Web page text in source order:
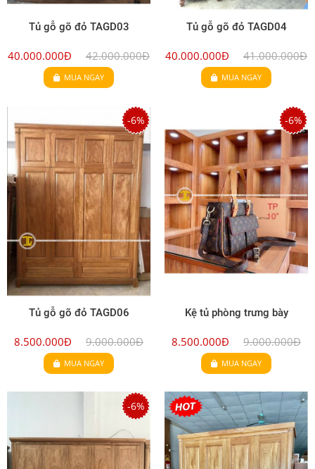
Tủ gỗ gõ đỏ TAGD03
40.000.000Đ 42.000.000Đ
MUA NGAY
Tủ gỗ gõ đỏ TAGD04
40.000.000Đ 41.000.000Đ
MUA NGAY
-6%
Tủ gỗ gõ đỏ TAGD06
8.500.000Đ 9.000.000Đ
MUA NGAY
-6%
Kệ tủ phòng trưng bày
8.500.000Đ 9.000.000Đ
MUA NGAY
-6%